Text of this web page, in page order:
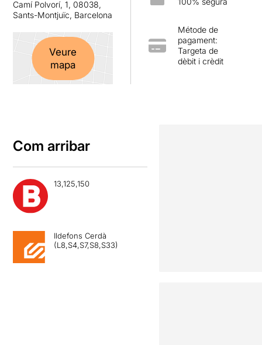
Camí Polvorí, 1, 08038,
Sants-Montjuïc, Barcelona
Veure
mapa
Métode de
pagament:
Targeta de
dèbit i crèdit
Com arribar
13,125,150
Ildefons Cerdà
(L8,S4,S7,S8,S33)